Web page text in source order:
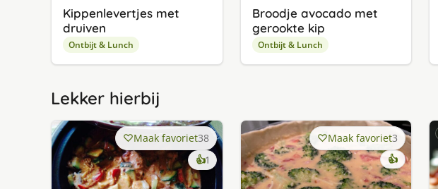
Kippenlevertjes met
druiven
Ontbijt & Lunch
Broodje avocado met
gerookte kip
Ontbijt & Lunch
Lekker hierbij
Maak favoriet38
👍1keer
lekker
gevonden
Maak favoriet3
👍